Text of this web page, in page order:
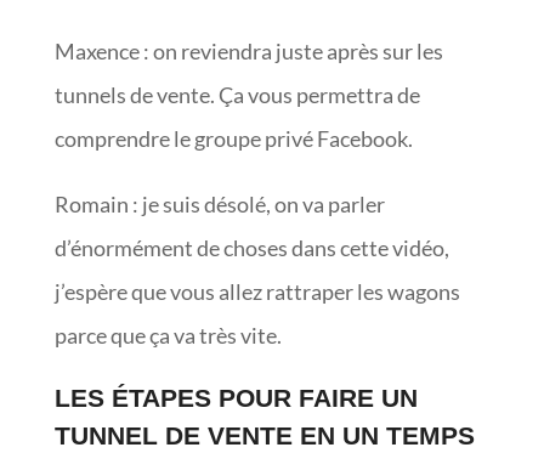
Maxence : on reviendra juste après sur les
tunnels de vente. Ça vous permettra de
comprendre le groupe privé Facebook.
Romain : je suis désolé, on va parler
d’énormément de choses dans cette vidéo,
j’espère que vous allez rattraper les wagons
parce que ça va très vite.
LES ÉTAPES POUR FAIRE UN
TUNNEL DE VENTE EN UN TEMPS